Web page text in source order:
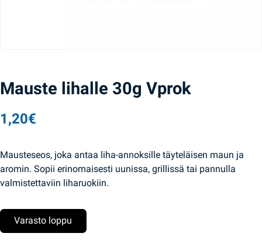
Mauste lihalle 30g Vprok
1,20€
Mausteseos, joka antaa liha-annoksille täyteläisen maun ja
aromin. Sopii erinomaisesti uunissa, grillissä tai pannulla
valmistettaviin liharuokiin.
Varasto loppu